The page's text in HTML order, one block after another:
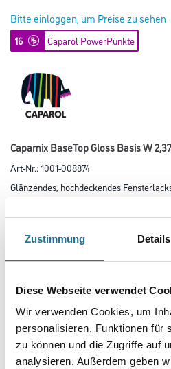
Zustimmung Details
Diese Webseite verwendet
Wir verwenden Cookies, um
personalisieren, Funktionen für
zu können und die Zugriffe auf
analysieren. Außerdem geben
Bitte einloggen, um Preise zu sehen
16 Caparol PowerPunkte
Capamix BaseTop Gloss Basis W
Art-Nr.:1001-008874
Glänzendes, hochdeckendes
Farbtonbezeichnung
Glanzgrad
Gebinde